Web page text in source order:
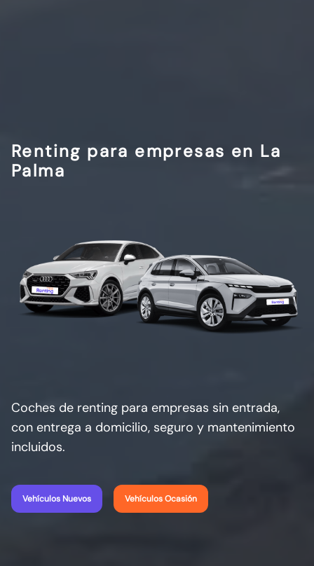
Renting para empresas en La
Palma
Coches de renting para empresas sin entrada,
con entrega a domicilio, seguro y mantenimiento
incluidos.
Vehículos Nuevos Vehículos Ocasión